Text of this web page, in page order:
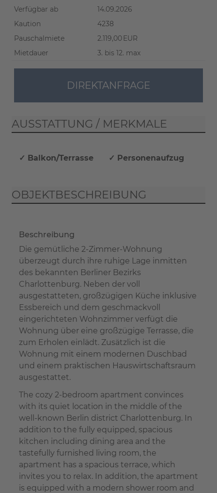
Verfügbar ab
14.09.2026
Kaution
4238
Pauschalmiete
2.119,00 EUR
Mietdauer
3. bis 12. max
DIREKTANFRAGE
AUSSTATTUNG / MERKMALE
✓ Balkon/Terrasse ✓ Personenaufzug
OBJEKTBESCHREIBUNG
Beschreibung
Die gemütliche 2-Zimmer-Wohnung
überzeugt durch ihre ruhige Lage inmitten
des bekannten Berliner Bezirks
Charlottenburg. Neben der voll
ausgestatteten, großzügigen Küche inklusive
Essbereich und dem geschmackvoll
eingerichteten Wohnzimmer verfügt die
Wohnung über eine großzügige Terrasse, die
zum Erholen einlädt. Zusätzlich ist die
Wohnung mit einem modernen Duschbad
und einem praktischen Hauswirtschaftsraum
ausgestattet.
The cozy 2-bedroom apartment convinces
with its quiet location in the middle of the
well-known Berlin district Charlottenburg. In
addition to the fully equipped, spacious
kitchen including dining area and the
tastefully furnished living room, the
apartment has a spacious terrace, which
invites you to relax. In addition, the apartment
is equipped with a modern shower room and